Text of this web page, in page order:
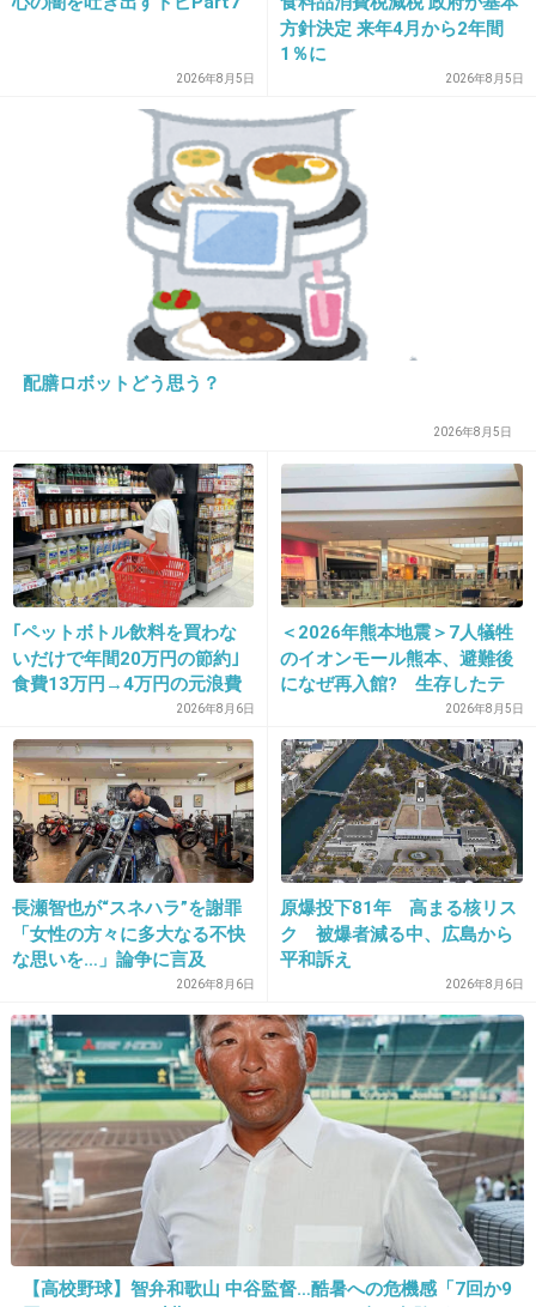
+106 -9
2013/05/06(月) 17:48:12
全然知らない子
+259
2013/05/06(月) 17:48:53
知らない人だけど、元アイドルでもこんな脱ぐ
んだね…芸能界怖い
-5
7. 匿名2013/05/06(月) 17:49:36
可愛くないし、、おばさんみたい、、(´Д` )
+126 -38
アイドル時代の笑顔との対比が(´；ω；`)
+132 -6
9. 匿名2013/05/06(月) 17:50:10
一体どうした?!どこへ向かってるんだ?!
-9
10. 匿名2013/05/06(月) 17:50:15
知らない子だけどさ
すごくない？ 一体
いくらもらえるんだろう。
-3
2026年8月5日
方針決定 来年4月から2年間
1％に
2026年8月5日
配膳ロボットどう思う？
2026年8月5日
｢ペットボトル飲料を買わな
いだけで年間20万円の節約｣
食費13万円→4万円の元浪費
主婦が買うのをやめた食品5
つ
2026年8月6日
＜2026年熊本地震＞7人犠牲
のイオンモール熊本、避難後
になぜ再入館? 生存したテ
ナント従業員ら証言、浮かび
上がる実態
2026年8月5日
長瀬智也が“スネハラ”を謝罪
「女性の方々に多大なる不快
な思いを…」論争に言及
2026年8月6日
原爆投下81年 高まる核リス
ク 被爆者減る中、広島から
平和訴え
2026年8月6日
【高校野球】智弁和歌山 中谷監督…酷暑への危機感「7回か9